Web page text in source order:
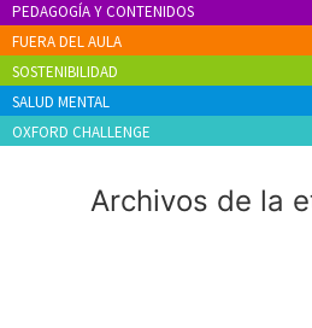
PEDAGOGÍA Y CONTENIDOS
FUERA DEL AULA
SOSTENIBILIDAD
SALUD MENTAL
OXFORD CHALLENGE
Archivos de la